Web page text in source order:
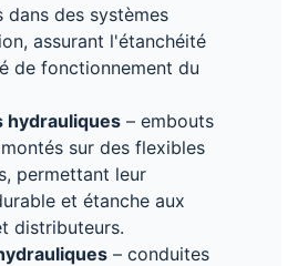
dans des systèmes
assurant l'étanchéité
de fonctionnement du
hydrauliques – embouts
sur des flexibles
permettant leur
et étanche aux
distributeurs.
– conduites